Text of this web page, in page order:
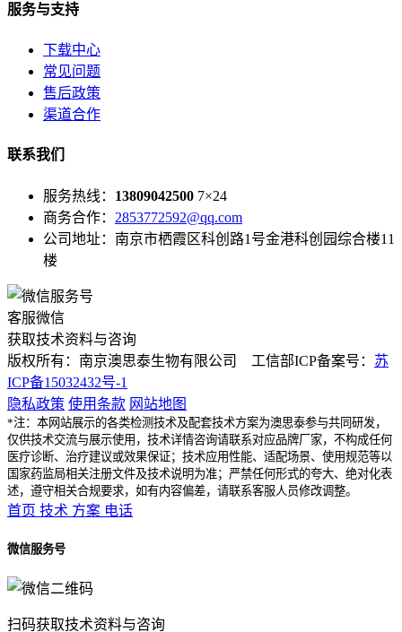
服务与支持
下载中心
常见问题
售后政策
渠道合作
联系我们
服务热线： 13809042500 7×24
商务合作： 2853772592@qq.com
公司地址：南京市栖霞区科创路1号金港科创园综合楼11
楼
客服微信
获取技术资料与咨询
版权所有：南京澳思泰生物有限公司 工信部ICP备案号： 苏
ICP备15032432号-1
隐私政策 使用条款 网站地图
*注：本网站展示的各类检测技术及配套技术方案为澳思泰参与共同研发，
仅供技术交流与展示使用，技术详情咨询请联系对应品牌厂家，不构成任何
医疗诊断、治疗建议或效果保证；技术应用性能、适配场景、使用规范等以
国家药监局相关注册文件及技术说明为准；严禁任何形式的夸大、绝对化表
述，遵守相关合规要求，如有内容偏差，请联系客服人员修改调整。
首页 技术 方案 电话
微信服务号
扫码获取技术资料与咨询